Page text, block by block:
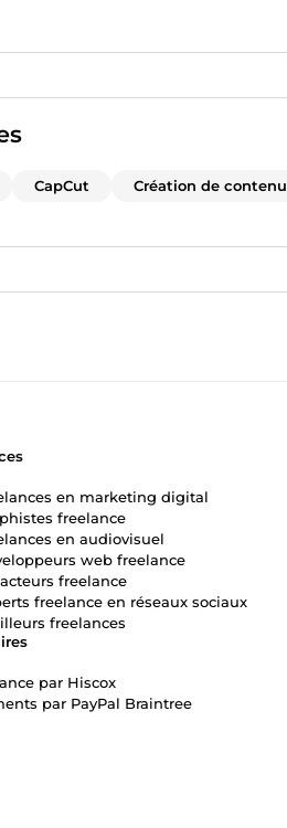
CapCut Création de contenu
par Hiscox
par PayPal Braintree
en marketing digital
freelance
en audiovisuel
web freelance
freelance
freelance en réseaux sociaux
freelances